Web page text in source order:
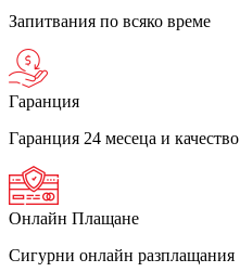
Запитвания по всяко време
Гаранция
Гаранция 24 месеца и качество
Онлайн Плащане
Сигурни онлайн разплащания